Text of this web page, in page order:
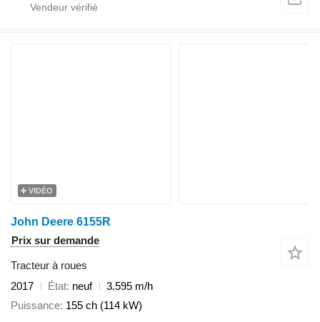
VIDÉO
John Deere 6155R
Prix sur demande
Tracteur à roues
2017
État neuf
3.595 m/h
Puissance 155 ch (114 kW)